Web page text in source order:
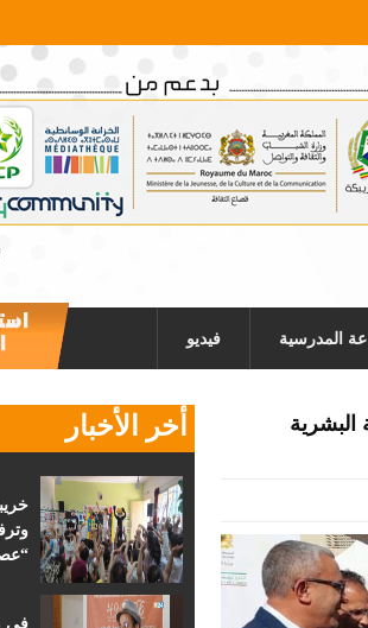
المدرسية فيديو
أخر الأخبار
في
البشرية